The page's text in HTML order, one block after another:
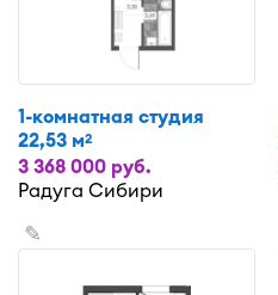
1-комнатная студия
22,53 м2
3 368 000 руб.
Радуга Сибири
✎